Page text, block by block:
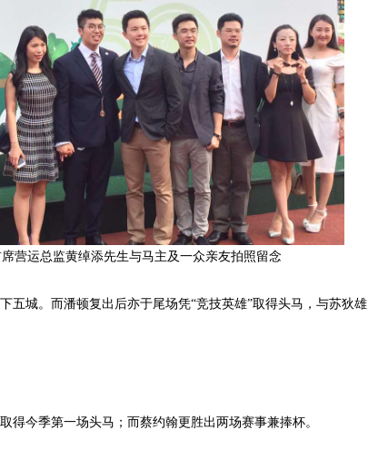
营运总监黄绰添先生与马主及一众亲友拍照留念
五城。而潘顿复出后亦于尾场凭“竞技英雄”取得头马，与苏狄雄
今季第一场头马；而蔡约翰更胜出两场赛事兼捧杯。